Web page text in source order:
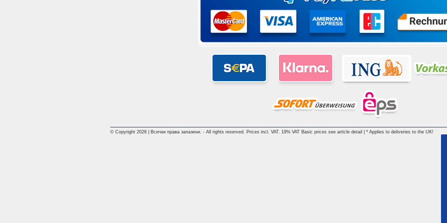
© Copyright 2026 | Всички права запазени. - All rights reserved. Prices incl. VAT. 19% VAT Basic prices see article detail | * Applies to deliveries to the UK!